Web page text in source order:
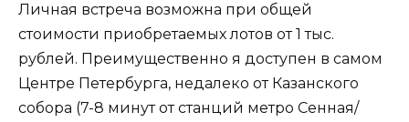
Личная встреча возможна при общей
стоимости приобретаемых лотов от 1 тыс.
рублей. Преимущественно я доступен в самом
Центре Петербурга, недалеко от Казанского
собора (7-8 минут от станций метро Сенная/